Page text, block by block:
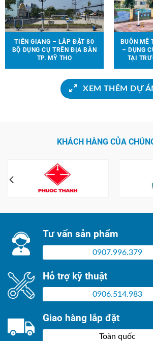
TIỀN GIANG – LẮP ĐẶT 80
BỘ DỤNG CỤ TRÊN ĐỊA BÀN
TP. MỸ THO
BUÔN MÊ
– DỤNG
TẠI
XEM THÊM DỰ
KHÁCH HÀNG CỦA
Tư vấn sản phẩm
0907.996.379
Hỗ trợ kỹ thuật
0906.514.983
Giao hàng lắp đặt
Toàn quốc